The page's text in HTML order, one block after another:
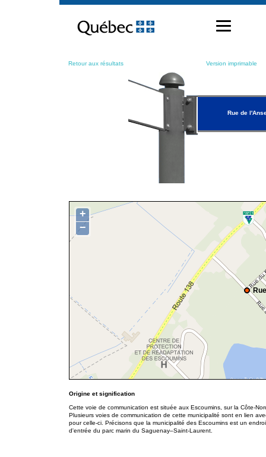
contenu
Retour aux résultats Version imprimable
Rue de
+
−
Origine et signification
Cette voie de communication est située aux Escoumins, sur la Côte-
Plusieurs voies de communication de cette municipalité sont en lien
pour celle-ci. Précisons que la municipalité des Escoumins est un
d'entrée du parc marin du Saguenay–Saint-Laurent.